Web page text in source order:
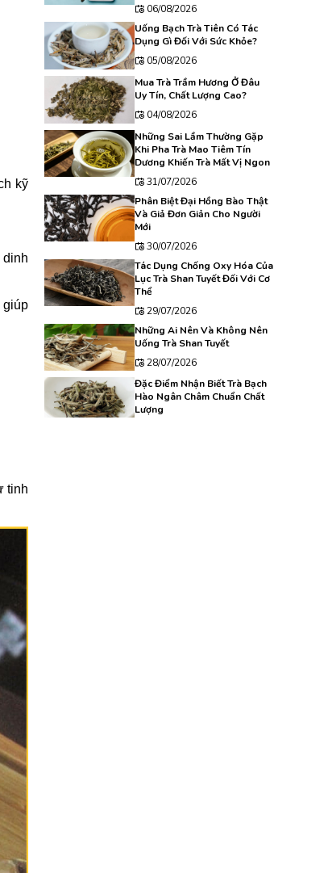
kỹ
dinh
tinh
06/08/2026
Uống Bạch Trà Tiên Có Tác
Dụng Gì Đối Với Sức Khỏe?
05/08/2026
Mua Trà Trầm Hương Ở Đâu
Uy Tín, Chất Lượng Cao?
04/08/2026
Những Sai Lầm Thường Gặp
Khi Pha Trà Mao Tiêm Tín
Dương Khiến Trà Mất Vị Ngon
31/07/2026
Phân Biệt Đại Hồng Bào Thật
Và Giả Đơn Giản Cho Người
Mới
30/07/2026
Tác Dụng Chống Oxy Hóa Của
Lục Trà Shan Tuyết Đối Với Cơ
Thể
29/07/2026
Những Ai Nên Và Không Nên
Uống Trà Shan Tuyết
28/07/2026
Đặc Điểm Nhận Biết Trà Bạch
Hào Ngân Châm Chuẩn Chất
Lượng